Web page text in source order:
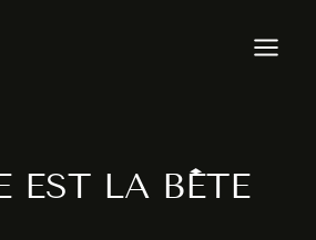
EST LA BÊTE